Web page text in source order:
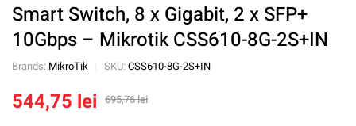
Smart Switch, 8 x Gigabit, 2 x SFP+
10Gbps – Mikrotik CSS610-8G-2S+IN
Brands: MikroTik SKU: CSS610-8G-2S+IN
695,76lei
544,75 lei